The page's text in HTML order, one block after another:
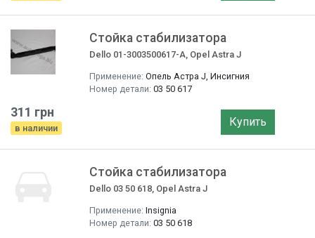
Стойка стабилизатора
Dello 01-3003500617-A, Opel Astra J
Применение: Опель Астра J, Инсигния
Номер детали: 03 50 617
311 грн
в наличии Купить
Стойка стабилизатора
Dello 03 50 618, Opel Astra J
Применение: Insignia
Номер детали: 03 50 618